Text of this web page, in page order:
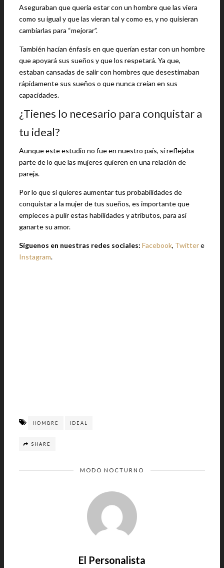
Aseguraban que quería estar con un hombre que las viera
como su igual y que las vieran tal y como es, y no quisieran
cambiarlas para “mejorar”.
También hacían énfasis en que querían estar con un hombre
que apoyará sus sueños y que los respetará. Ya que,
estaban cansadas de salir con hombres que desestimaban
rápidamente sus sueños o que nunca creían en sus
capacidades.
¿Tienes lo necesario para conquistar a
tu ideal?
Aunque este estudio no fue en nuestro país, sí reflejaba
parte de lo que las mujeres quieren en una relación de
pareja.
Por lo que si quieres aumentar tus probabilidades de
conquistar a la mujer de tus sueños, es importante que
empieces a pulir estas habilidades y atributos, para así
ganarte su amor.
Síguenos en nuestras redes sociales: Facebook, Twittere
Instagram.
HOMBRE IDEAL
SHARE
MODO NOCTURNO
El Personalista